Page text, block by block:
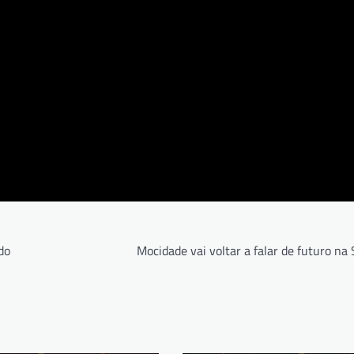
Mocidade vai voltar a falar de futuro na